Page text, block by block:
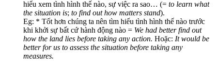
hiểu xem tình hình thế nào, sự việc ra sao… (= to learn what
the situation is; to find out how matters stand).
Eg: * Tốt hơn chúng ta nên tìm hiểu tình hình thế nào trước
khi khởi sự bất cứ hành động nào = We had better find out
how the land lies before taking any action. Hoặc: It would be
better for us to assess the situation before taking any
measures.